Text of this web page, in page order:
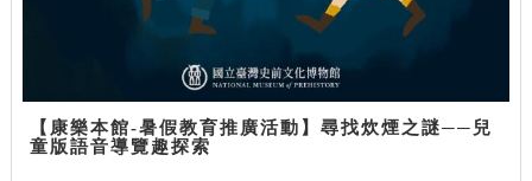
【康樂本館-暑假教育推廣活動】尋找炊煙之謎──兒
童版語音導覽趣探索